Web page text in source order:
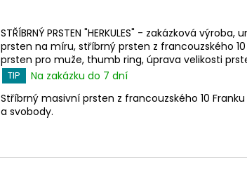
STŘÍBRNÝ PRSTEN "HERKULES" - zakázková
prsten na míru, stříbrný prsten z francouzského
prsten pro muže, thumb ring, úprava velikosti
TIP
Na zakázku do 7 dní
Stříbrný masivní prsten z francouzského 10
a svobody.